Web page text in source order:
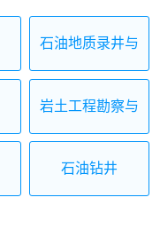
石油地质录井与
岩土工程勘察与
石油钻井